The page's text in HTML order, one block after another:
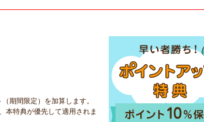
期間限定）を加算します。
本特典が優先して適用されま